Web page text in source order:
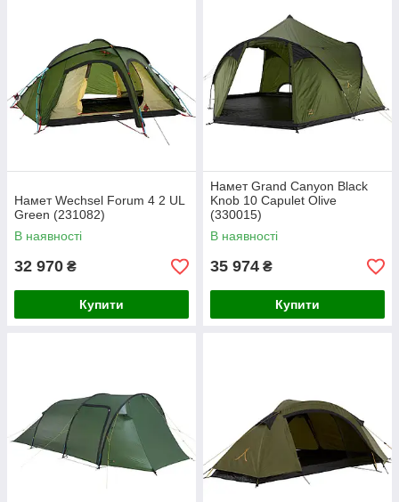
Намет Wechsel Forum 4 2 UL
Green (231082)
В наявності
32 970 ₴
Купити
Намет Grand Canyon Black
Knob 10 Capulet Olive
(330015)
В наявності
35 974 ₴
Купити